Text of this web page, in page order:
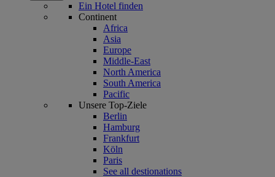
Ein Hotel finden
Continent
Africa
Asia
Europe
Middle-East
North America
South America
Pacific
Unsere Top-Ziele
Berlin
Hamburg
Frankfurt
Köln
Paris
See all destionations